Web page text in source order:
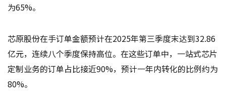
为65%。
芯原股份在手订单金额预计在2025年第三季度末达到32.86
亿元，连续八个季度保持高位。在这些订单中，一站式芯片
定制业务的订单占比接近90%，预计一年内转化的比例约为
80%。